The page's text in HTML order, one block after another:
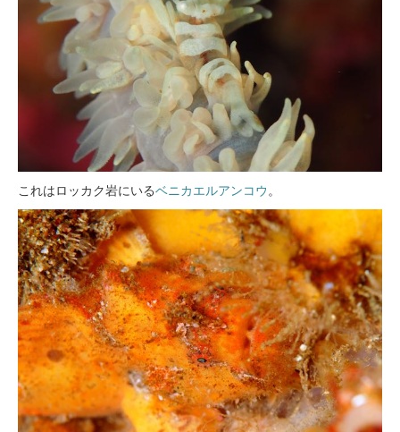
これはロッカク岩にいるベニカエルアンコウ。